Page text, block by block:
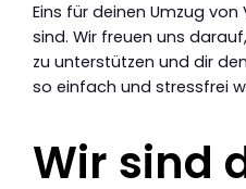
Eins für deinen Umzug
sind. Wir freuen uns
zu unterstützen und dir
so einfach und stressfrei
Wir sind